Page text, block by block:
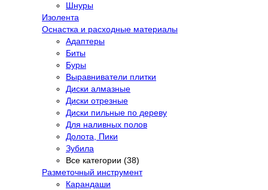
Шнуры
Изолента
Оснастка и расходные материалы
Адаптеры
Биты
Буры
Выравниватели плитки
Диски алмазные
Диски отрезные
Диски пильные по дереву
Для наливных полов
Долота, Пики
Зубила
Все категории (38)
Разметочный инструмент
Карандаши